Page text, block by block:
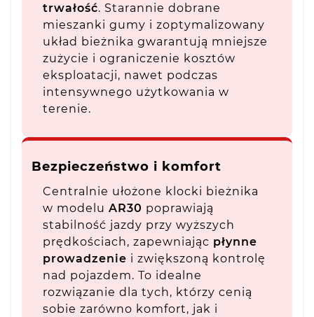
trwałość. Starannie dobrane
mieszanki gumy i zoptymalizowany
układ bieżnika gwarantują mniejsze
zużycie i ograniczenie kosztów
eksploatacji, nawet podczas
intensywnego użytkowania w
terenie.
Bezpieczeństwo i komfort
Centralnie ułożone klocki bieżnika
w modelu AR30 poprawiają
stabilność jazdy przy wyższych
prędkościach, zapewniając płynne
prowadzenie i zwiększoną kontrolę
nad pojazdem. To idealne
rozwiązanie dla tych, którzy cenią
sobie zarówno komfort, jak i